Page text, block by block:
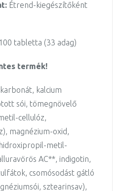
Étrend-kiegészítőként
tabletta (33 adag)
termék!
kalcium
sói, tömegnövelő
cellulóz,
magnézium-oxid,
metil-
AC**, indigotin,
csomósodást gátló
sztearinsav),